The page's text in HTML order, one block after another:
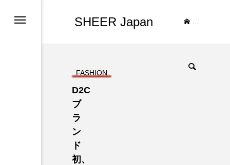
SHEER Japan
FASHION
D2C
ブ
ラ
ン
ド
初、